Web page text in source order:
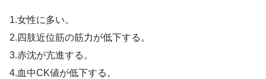
1.女性に多い。
2.四肢近位筋の筋力が低下する。
3.赤沈が亢進する。
4.血中CK値が低下する。